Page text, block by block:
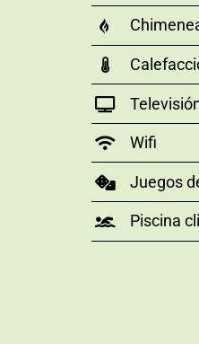
Wifi
Juegos
Piscina